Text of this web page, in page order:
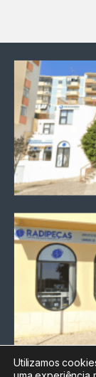
Utilizamos